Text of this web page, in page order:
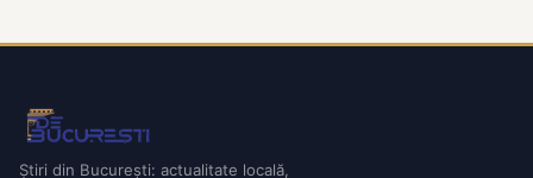
Știri din București: actualitate locală,